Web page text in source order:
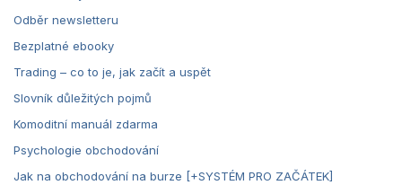
Odběr newsletteru
Bezplatné ebooky
Trading – co to je, jak začít a uspět
Slovník důležitých pojmů
Komoditní manuál zdarma
Psychologie obchodování
Jak na obchodování na burze [+SYSTÉM PRO ZAČÁTEK]